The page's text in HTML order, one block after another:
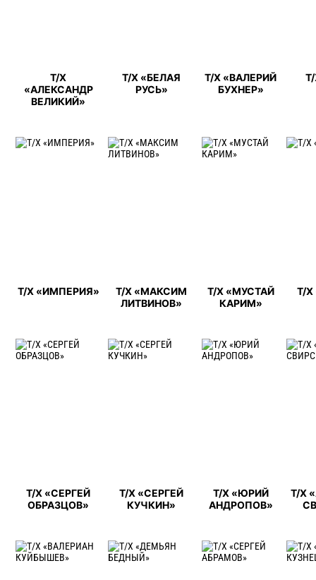
Т/Х
«АЛЕКСАНДР
ВЕЛИКИЙ»
Т/Х «БЕЛАЯ
РУСЬ»
Т/Х «ВАЛЕРИЙ
БУХНЕР»
Т/Х «ИМПЕРИЯ»
Т/Х «МАКСИМ
ЛИТВИНОВ»
Т/Х «МУСТАЙ
КАРИМ»
Т/
Т/Х «СЕРГЕЙ
ОБРАЗЦОВ»
Т/Х «СЕРГЕЙ
КУЧКИН»
Т/Х «ЮРИЙ
АНДРОПОВ»
Т/Х